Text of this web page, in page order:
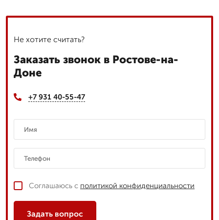
Не хотите считать?
Заказать звонок в Ростове-на-
Доне
+7 931 40-55-47
Соглашаюсь с политикой конфиденциальности
Задать вопрос